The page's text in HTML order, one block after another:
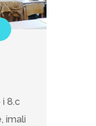
i 8.c
imali